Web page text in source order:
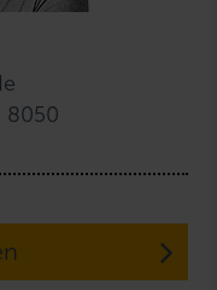
8050